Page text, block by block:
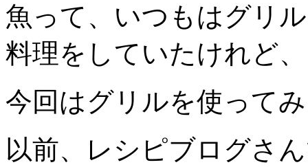
魚って、いつもはグリ
料理をしていたけれど、
今回はグリルを使って
以前、レシピブログさ